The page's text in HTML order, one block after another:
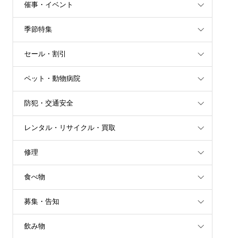
催事・イベント
季節特集
セール・割引
ペット・動物病院
防犯・交通安全
レンタル・リサイクル・買取
修理
食べ物
募集・告知
飲み物